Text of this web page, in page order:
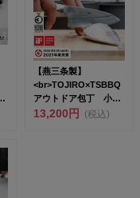
【燕三条製】
<br>TOJIRO×TSBBQ
アウトドア包丁 小出
刃 右...
13,200円 (税込)